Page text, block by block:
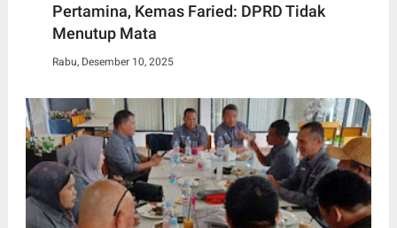
Pertamina, Kemas Faried: DPRD Tidak
Menutup Mata
Rabu, Desember 10, 2025